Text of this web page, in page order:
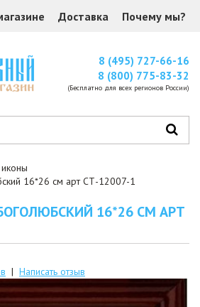
Доставка Почему мы?
8 (495) 727-66-16
8 (800) 775-83-32
(Бесплатно для всех регионов России)
16*26 см арт СТ-12007-1
16*26 СМ АРТ
| Написать отзыв